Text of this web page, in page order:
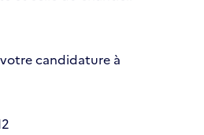
candidature à